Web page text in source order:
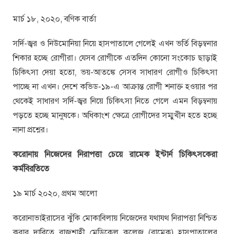
মার্চ ১৮, ২০২০, বণিক বার্তা
সর্দি-জ্বর ও নিউমোনিয়া নিয়ে হাসপাতালে গেলেই এখন ভর্তি বিড়ম্বনার
শিকার হচ্ছে রোগীরা। যেসব রোগীকে এতদিন কোনো সংকোচ ছাড়াই
চিকিৎসা দেয়া হতো, ভয়-আতঙ্কে সেসব সাধারণ রোগীও চিকিৎসা
পাচ্ছে না এখন। দেশে কভিড-১৯-এ আক্রান্ত রোগী শনাক্ত হওয়ার পর
থেকেই সাধারণ সর্দি-জ্বর নিয়ে চিকিৎসা নিতে গেলে এমন বিড়ম্বনায়
পড়তে হচ্ছে মানুষকে। অধিকাংশ ক্ষেত্রে রোগীদের সম্মুখীন হতে হচ্ছে
নানা প্রশ্নের।
করোনায় নিজেদের নিরাপত্তা চেয়ে রামেক ইন্টার্ন চিকিৎসকেরা
কর্মবিরতিতে
১৯ মার্চ ২০২০, প্রথম আলো
করোনাভাইরাসের ঝুঁকি মোকাবিলায় নিজেদের যথাযথ নিরাপত্তা নিশ্চিত